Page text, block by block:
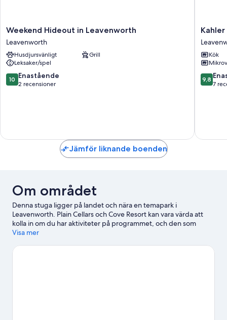
Weekend
Hideout
in
Leavenworth
Leavenworth
Weekend Hideout in Leavenworth
Leavenworth
Husdjursvänligt
Grill
Leksaker/spel
10.0
av
10 Enastående
2 recensioner
Kahler
Club
Kök
9.8
av
9,8
7
Jämför liknande boenden
Om området
Denna stuga ligger på landet och nära en temapark i
Leavenworth. Plain Cellars och Cove Resort kan vara värda att
kolla in om du har aktiviteter på programmet, och den som
föredrar att se områdets turistattraktioner kan besöka
Prova på längdskidåkning och snowboardåkning i närheten,
Visa mer